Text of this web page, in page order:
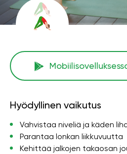
Hyödyllinen vaikutus
Vahvistaa niveliä ja käden
Parantaa lonkan liikkuvuutta
Kehittää jalkojen takaosan